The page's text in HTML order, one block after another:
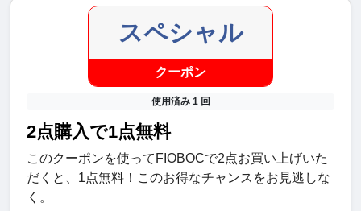
スペシャル
クーポン
使用済み 1 回
2点購入で1点無料
このクーポンを使ってFIOBOCで2点お買い上げいた
だくと、1点無料！このお得なチャンスをお見逃しな
く。